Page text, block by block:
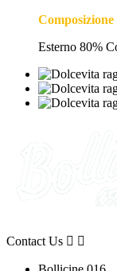
Composizione
Esterno 80%
Contact Us  